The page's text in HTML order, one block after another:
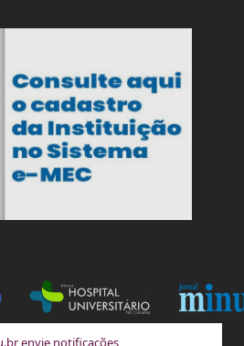
envie notificações